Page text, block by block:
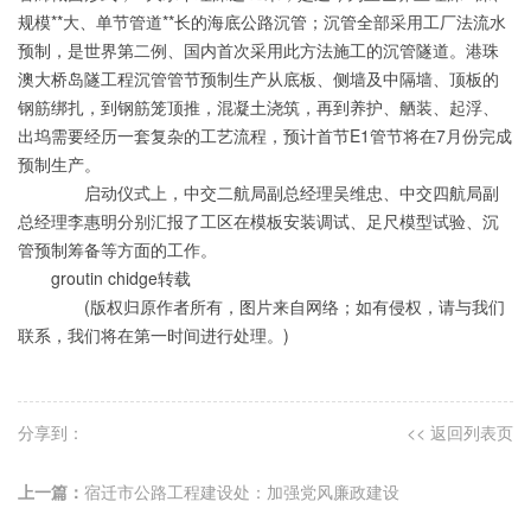
规模**大、单节管道**长的海底公路沉管；沉管全部采用工厂法流水
预制，是世界第二例、国内首次采用此方法施工的沉管隧道。港珠
澳大桥岛隧工程沉管管节预制生产从底板、侧墙及中隔墙、顶板的
钢筋绑扎，到钢筋笼顶推，混凝土浇筑，再到养护、舾装、起浮、
出坞需要经历一套复杂的工艺流程，预计首节E1管节将在7月份完成
预制生产。
启动仪式上，中交二航局副总经理吴维忠、中交四航局副
总经理李惠明分别汇报了工区在模板安装调试、足尺模型试验、沉
管预制筹备等方面的工作。
groutin chidge转载
(版权归原作者所有，图片来自网络；如有侵权，请与我们
联系，我们将在第一时间进行处理。)
分享到： << 返回列表页
上一篇： 宿迁市公路工程建设处：加强党风廉政建设